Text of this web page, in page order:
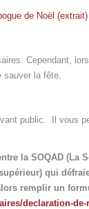
de Noël (extrait)
Cependant,
sauver la fête.
public. Il vous
la SOQAD (La
qui
remplir un
declaration-